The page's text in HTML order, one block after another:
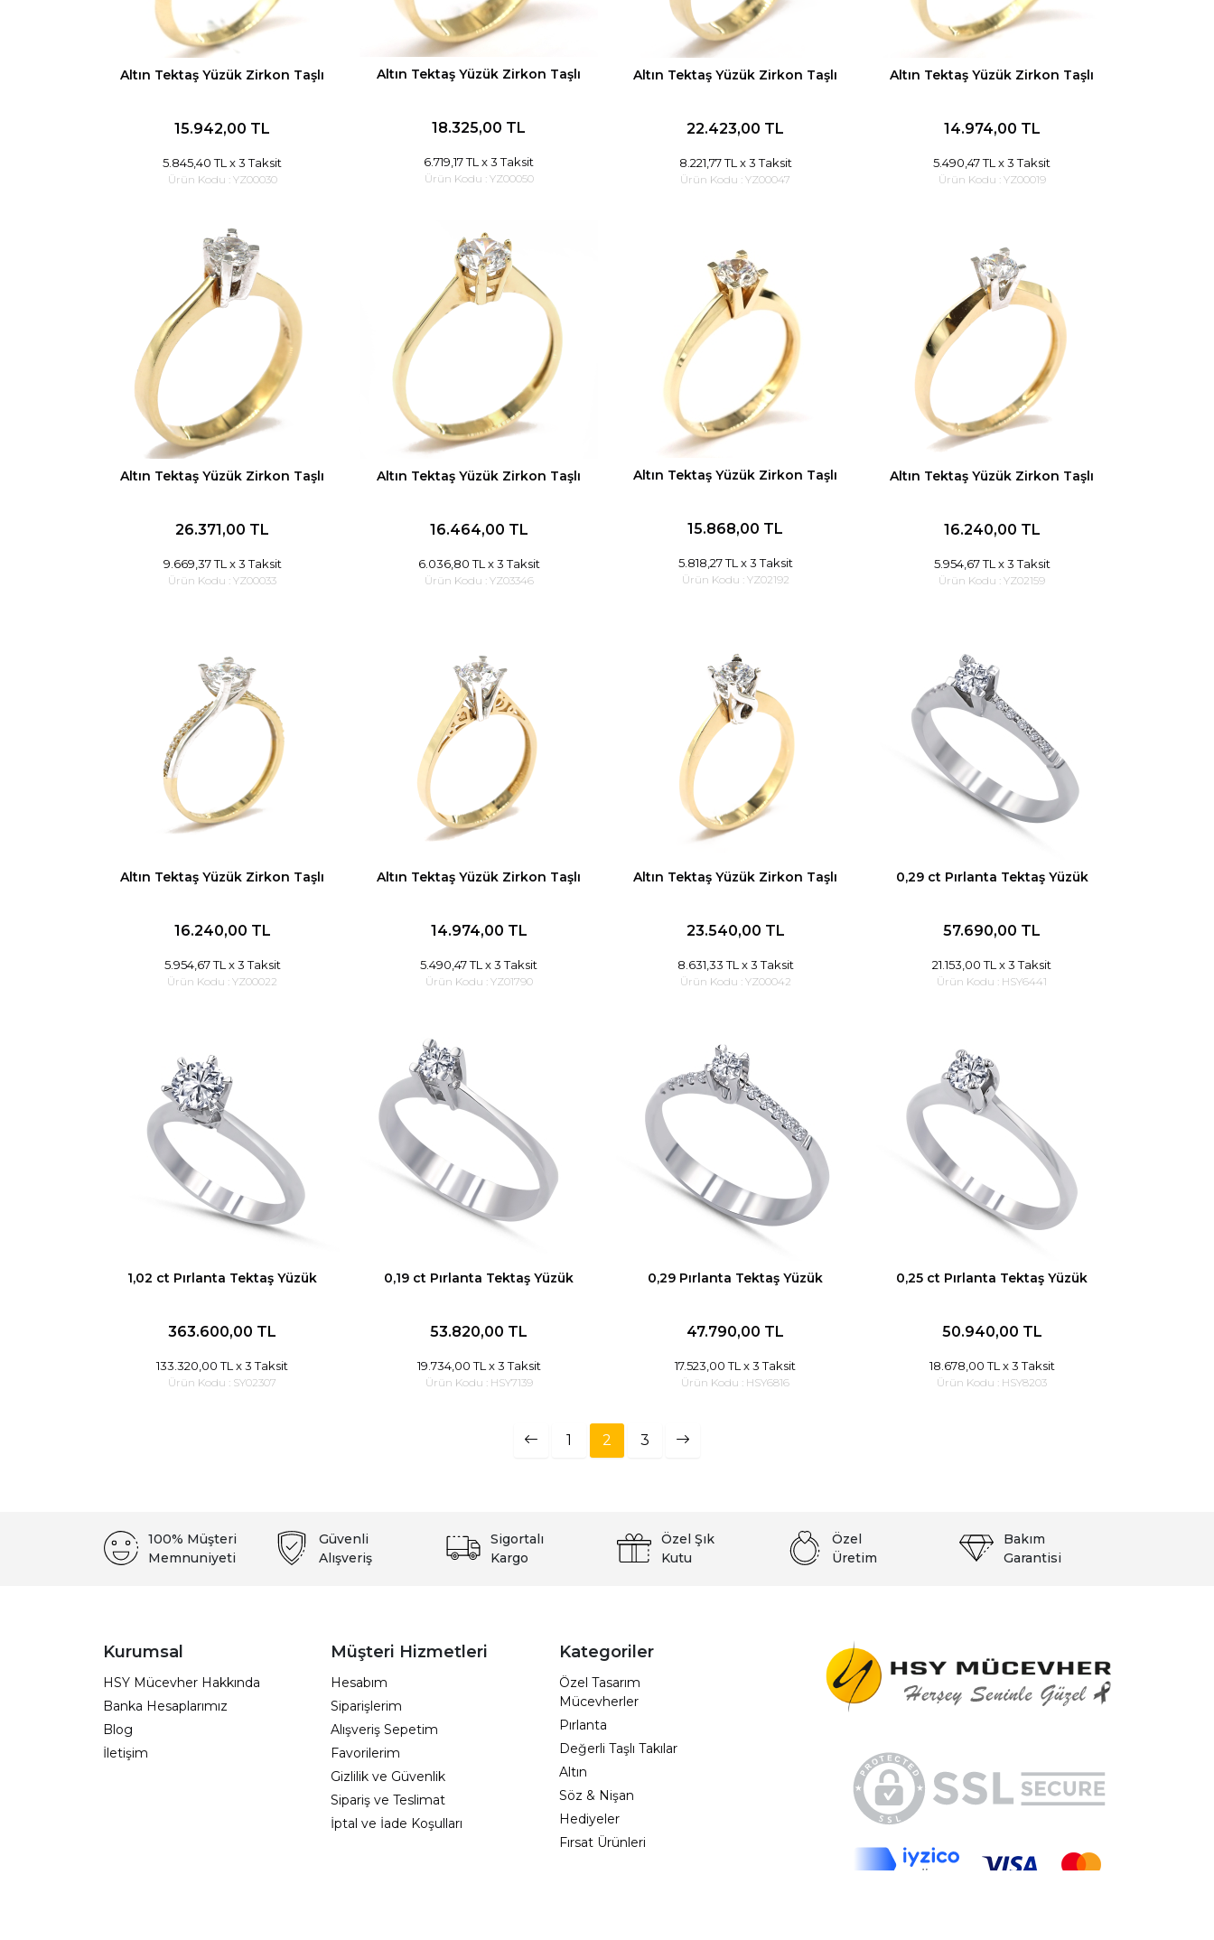
Altın Tektaş Yüzük Zirkon Taşlı
15.942,00 TL
5.845,40 TL x 3 Taksit
Ürün Kodu : YZ00030
Altın Tektaş Yüzük Zirkon Taşlı
18.325,00 TL
6.719,17 TL x 3 Taksit
Ürün Kodu : YZ00050
Altın Tektaş Yüzük Zirkon Taşlı
22.423,00 TL
8.221,77 TL x 3 Taksit
Ürün Kodu : YZ00047
Altın Tektaş Yüzük Zirkon Taşlı
14.974,00 TL
5.490,47 TL x 3 Taksit
Ürün Kodu : YZ00019
Altın Tektaş Yüzük Zirkon Taşlı
26.371,00 TL
9.669,37 TL x 3 Taksit
Ürün Kodu : YZ00033
Altın Tektaş Yüzük Zirkon Taşlı
16.464,00 TL
6.036,80 TL x 3 Taksit
Ürün Kodu : YZ03346
Altın Tektaş Yüzük Zirkon Taşlı
15.868,00 TL
5.818,27 TL x 3 Taksit
Ürün Kodu : YZ02192
Altın Tektaş Yüzük Zirkon Taşlı
16.240,00 TL
5.954,67 TL x 3 Taksit
Ürün Kodu : YZ02159
Altın Tektaş Yüzük Zirkon Taşlı
16.240,00 TL
5.954,67 TL x 3 Taksit
Ürün Kodu : YZ00022
Altın Tektaş Yüzük Zirkon Taşlı
14.974,00 TL
5.490,47 TL x 3 Taksit
Ürün Kodu : YZ01790
Altın Tektaş Yüzük Zirkon Taşlı
23.540,00 TL
8.631,33 TL x 3 Taksit
Ürün Kodu : YZ00042
0,29 ct Pırlanta Tektaş Yüzük
57.690,00 TL
21.153,00 TL x 3 Taksit
Ürün Kodu : HSY6441
1,02 ct Pırlanta Tektaş Yüzük
363.600,00 TL
133.320,00 TL x 3 Taksit
Ürün Kodu : SY02307
0,19 ct Pırlanta Tektaş Yüzük
53.820,00 TL
19.734,00 TL x 3 Taksit
Ürün Kodu : HSY7139
0,29 Pırlanta Tektaş Yüzük
47.790,00 TL
17.523,00 TL x 3 Taksit
Ürün Kodu : HSY6816
0,25 ct Pırlanta Tektaş Yüzük
50.940,00 TL
18.678,00 TL x 3 Taksit
Ürün Kodu : HSY8203
1 2 3
100% Müşteri
Memnuniyeti
Güvenli
Alışveriş
Sigortalı
Kargo
Özel Şık
Kutu
Özel
Üretim
Bakım
Garantisi
Kurumsal
HSY Mücevher Hakkında
Banka Hesaplarımız
Blog
İletişim
Müşteri Hizmetleri
Hesabım
Siparişlerim
Alışveriş Sepetim
Favorilerim
Gizlilik ve Güvenlik
Sipariş ve Teslimat
İptal ve İade Koşulları
Kategoriler
Özel Tasarım
Mücevherler
Pırlanta
Değerli Taşlı Takılar
Altın
Söz & Nişan
Hediyeler
Fırsat Ürünleri